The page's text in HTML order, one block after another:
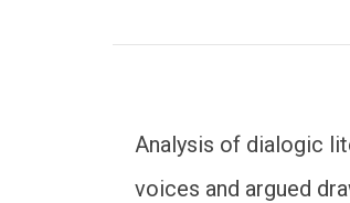
Analysis of dialogic
voices and argued